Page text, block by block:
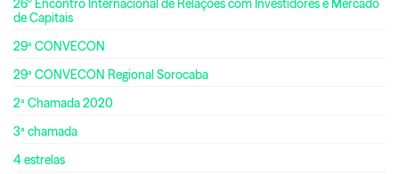
26º Encontro Internacional de Relações com Investidores e Mercado
de Capitais
29ª CONVECON
29ª CONVECON Regional Sorocaba
2ª Chamada 2020
3ª chamada
4 estrelas